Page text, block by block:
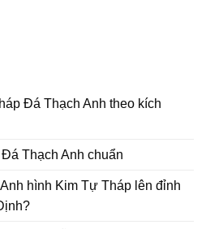
Đá Thạch Anh theo kích
Thạch Anh chuẩn
hình Kim Tự Tháp lên đỉnh